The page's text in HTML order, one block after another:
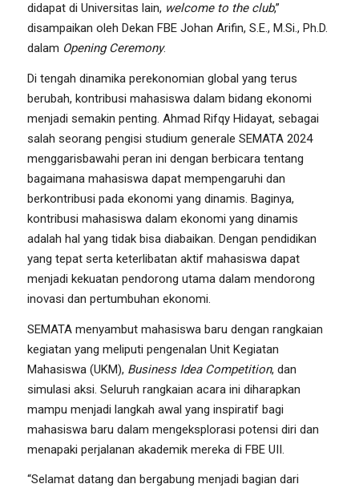
didapat di Universitas lain, welcome to the club,”
disampaikan oleh Dekan FBE Johan Arifin, S.E., M.Si., Ph.D.
dalam Opening Ceremony.
Di tengah dinamika perekonomian global yang terus
berubah, kontribusi mahasiswa dalam bidang ekonomi
menjadi semakin penting. Ahmad Rifqy Hidayat, sebagai
salah seorang pengisi studium generale SEMATA 2024
menggarisbawahi peran ini dengan berbicara tentang
bagaimana mahasiswa dapat mempengaruhi dan
berkontribusi pada ekonomi yang dinamis. Baginya,
kontribusi mahasiswa dalam ekonomi yang dinamis
adalah hal yang tidak bisa diabaikan. Dengan pendidikan
yang tepat serta keterlibatan aktif mahasiswa dapat
menjadi kekuatan pendorong utama dalam mendorong
inovasi dan pertumbuhan ekonomi.
SEMATA menyambut mahasiswa baru dengan rangkaian
kegiatan yang meliputi pengenalan Unit Kegiatan
Mahasiswa (UKM), Business Idea Competition, dan
simulasi aksi. Seluruh rangkaian acara ini diharapkan
mampu menjadi langkah awal yang inspiratif bagi
mahasiswa baru dalam mengeksplorasi potensi diri dan
menapaki perjalanan akademik mereka di FBE UII.
“Selamat datang dan bergabung menjadi bagian dari